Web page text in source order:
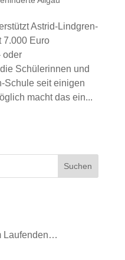
Astrid-Lindgren-
7.000 Euro
oder
Schülerinnen und
Schule seit einigen
macht das ein...
Laufenden…